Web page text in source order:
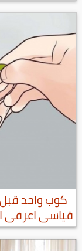
كوب واحد
قياسى اعرفى